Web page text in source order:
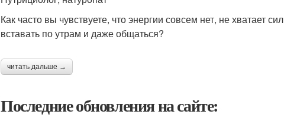
Как часто вы чувствуете, что энергии совсем нет, не хватает сил
вставать по утрам и даже общаться?
читать дальше →
Последние обновления на сайте: